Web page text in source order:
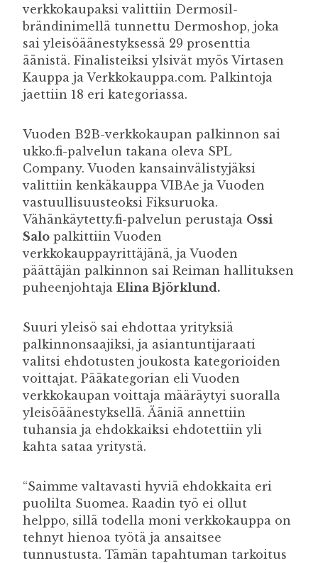
verkkokaupaksi valittiin Dermosil-
brändinimellä tunnettu Dermoshop, joka
sai yleisöäänestyksessä 29 prosenttia
äänistä. Finalisteiksi ylsivät myös Virtasen
Kauppa ja Verkkokauppa.com. Palkintoja
jaettiin 18 eri kategoriassa.
Vuoden B2B-verkkokaupan palkinnon sai
ukko.fi-palvelun takana oleva SPL
Company. Vuoden kansainvälistyjäksi
valittiin kenkäkauppa VIBAe ja Vuoden
vastuullisuusteoksi Fiksuruoka.
Vähänkäytetty.fi-palvelun perustaja Ossi
Salo palkittiin Vuoden
verkkokauppayrittäjänä, ja Vuoden
päättäjän palkinnon sai Reiman hallituksen
puheenjohtaja Elina Björklund.
Suuri yleisö sai ehdottaa yrityksiä
palkinnonsaajiksi, ja asiantuntijaraati
valitsi ehdotusten joukosta kategorioiden
voittajat. Pääkategorian eli Vuoden
verkkokaupan voittaja määräytyi suoralla
yleisöäänestyksellä. Ääniä annettiin
tuhansia ja ehdokkaiksi ehdotettiin yli
kahta sataa yritystä.
“Saimme valtavasti hyviä ehdokkaita eri
puolilta Suomea. Raadin työ ei ollut
helppo, sillä todella moni verkkokauppa on
tehnyt hienoa työtä ja ansaitsee
tunnustusta. Tämän tapahtuman tarkoitus